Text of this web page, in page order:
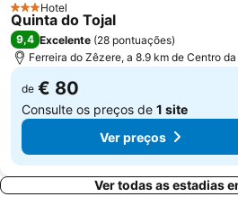
Praia Fluvial do Reconquinho
Praia Fluvial do Poço de Corga
Casino Oceano
3 Estrelas
Hotel
Quinta do Tojal
9,4 Excelente (28 pontuações)
Ferreira do Zêzere, a 8.9 km de Centro
de € 80
Consulte os preços de 1 site
Ver preços
Ver todas as estadias